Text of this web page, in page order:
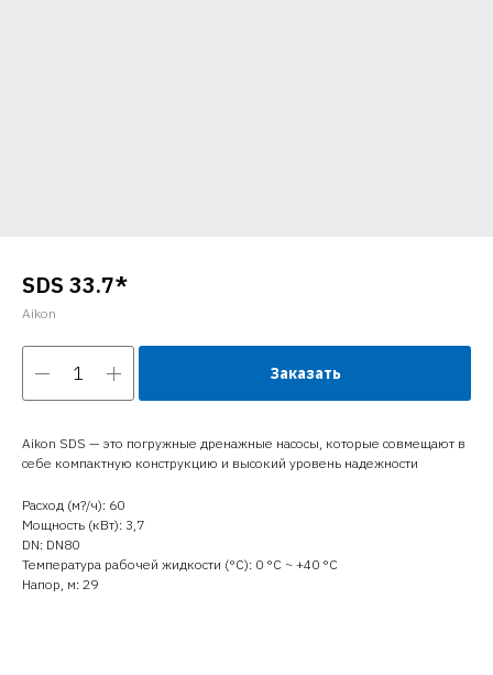
SDS 33.7*
Aikon
Заказать
Aikon SDS — это погружные дренажные насосы, которые совмещают в
себе компактную конструкцию и высокий уровень надежности
Расход (м?/ч): 60
Мощность (кВт): 3,7
DN: DN80
Температура рабочей жидкости (°C): 0 °С ~ +40 °С
Напор, м: 29